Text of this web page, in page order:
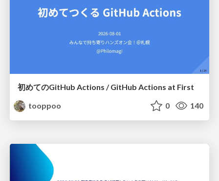
初めてのGitHub Actions / GitHub Actions at First
tooppoo
0 140